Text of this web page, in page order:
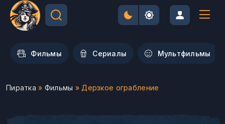
Фильмы Сериалы Мультфильмы
Пиратка » Фильмы » Дерзкое ограбление